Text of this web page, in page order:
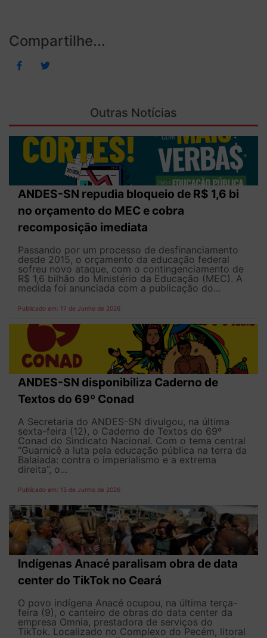
Compartilhe...
Outras Notícias
ANDES-SN repudia bloqueio de R$ 1,6 bi
no orçamento do MEC e cobra
recomposição imediata
Passando por um processo de desfinanciamento
desde 2015, o orçamento da educação federal
sofreu novo ataque, com o contingenciamento de
R$ 1,6 bilhão do Ministério da Educação (MEC). A
medida foi anunciada com a publicação do...
Publicado em: 17 de Junho de 2026
ANDES-SN disponibiliza Caderno de
Textos do 69º Conad
A Secretaria do ANDES-SN divulgou, na última
sexta-feira (12), o Caderno de Textos do 69º
Conad do Sindicato Nacional. Com o tema central
“Guarnicê a luta pela educação pública na terra da
Balaiada: contra o imperialismo e a extrema
direita”, o...
Publicado em: 15 de Junho de 2026
Indígenas Anacé paralisam obra de data
center do TikTok no Ceará
O povo indígena Anacé ocupou, na última terça-
feira (9), o canteiro de obras do data center da
empresa Omnia, prestadora de serviços do
TikTok. Localizado no Complexo do Pecém, litoral